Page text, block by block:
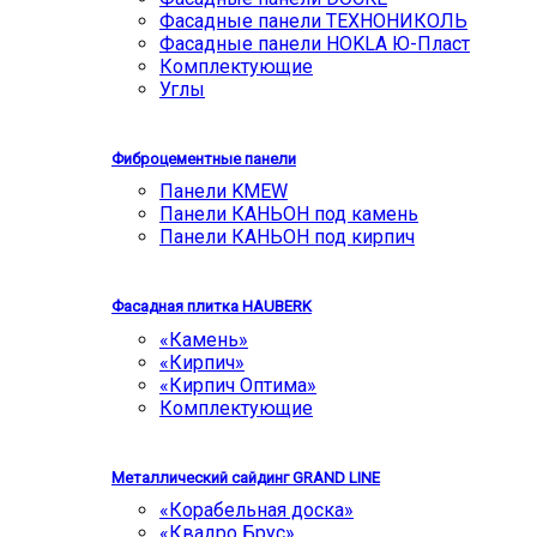
Фасадные панели ТЕХНОНИКОЛЬ
Фасадные панели HOKLA Ю-Пласт
Комплектующие
Углы
Фиброцементные панели
Панели KMEW
Панели КАНЬОН под камень
Панели КАНЬОН под кирпич
Фасадная плитка HAUBERK
«Камень»
«Кирпич»
«Кирпич Оптима»
Комплектующие
Металлический сайдинг GRAND LINE
«Корабельная доска»